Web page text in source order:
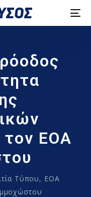
τον ΕΟΑ
Τύπου, ΕΟΑ